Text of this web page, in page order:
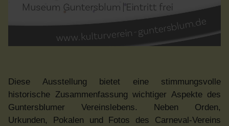
Diese Ausstellung bietet eine stimmungsvolle
historische Zusammenfassung wichtiger Aspekte des
Guntersblumer Vereinslebens. Neben Orden,
Urkunden, Pokalen und Fotos des Carneval-Vereins